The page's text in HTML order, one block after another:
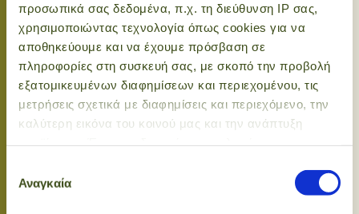
προσωπικά σας δεδομένα, π.χ. τη διεύθυνση IP σας,
χρησιμοποιώντας τεχνολογία όπως cookies για να
αποθηκεύουμε και να έχουμε πρόσβαση σε
πληροφορίες στη συσκευή σας, με σκοπό την προβολή
εξατομικευμένων διαφημίσεων και περιεχομένου, τις
μετρήσεις σχετικά με διαφημίσεις και περιεχόμενο, την
καλύτερη εικόνα του κοινού μας και την ανάπτυξη
σκοπούς.
συγκατάθεσης
Αναγκαία
Λόγω της ικανότητας που έχει να "αντανακλά" τις
ηλιακές ακτίνες και να απορροφά τις ακτίνες UV,
χρησιμοποιείται εκτεταμένα στη παρασκευή
αντηλιακών προϊόντων.
Στη παρασκευή σαπουνιών χρησιμοποιείται για να
χαρίσει φωτεινότητα και λάμψη και γενικότερα για
να "ζωηρέψει" τα χρώματα που χρησιμοποιούνται.